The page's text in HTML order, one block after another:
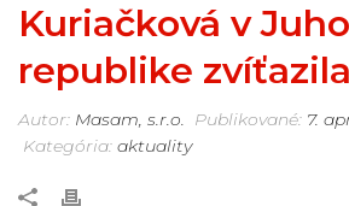
Kuriačková v
republike zvíťazila
Autor: Masam, s.r.o. Publikované: 7.
Kategória: aktuality